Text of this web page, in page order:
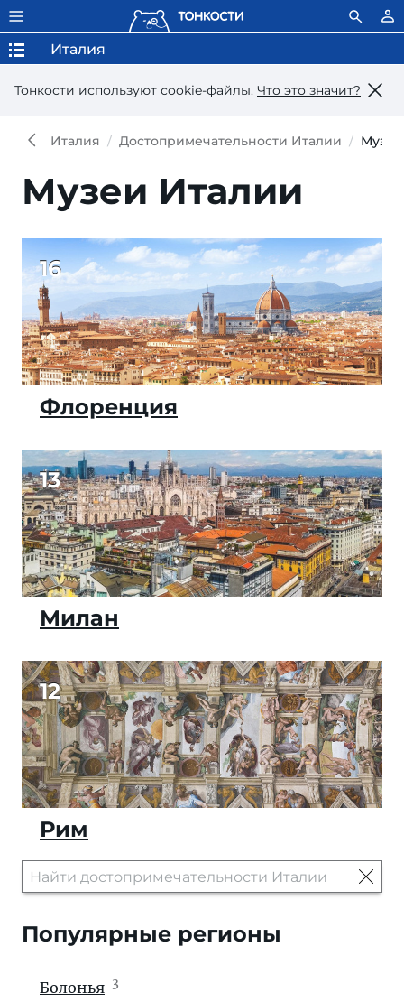
Тонкости используют сookie-файлы. Что это значит?
Италия
Италия Достопримечательности Италии
Музеи Италии
16
Флоренция
13
Милан
12
Рим
Популярные регионы
Болонья 3